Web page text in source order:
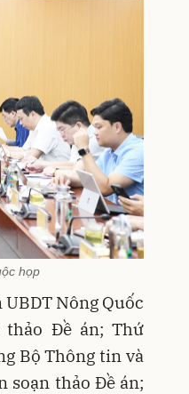
họp
Nông Quốc
thảo Đề án; Thứ
Bộ Thông tin và
soạn thảo Đề án;